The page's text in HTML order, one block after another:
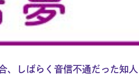
しばらく音信不通だった知